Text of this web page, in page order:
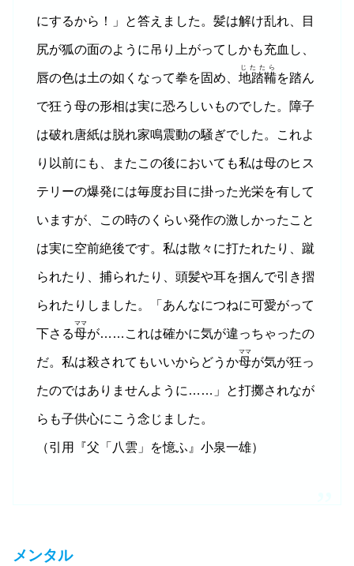
にするから！」と答えました。髪は解け乱れ、目
尻が狐の面のように吊り上がってしかも充血し、
唇の色は土の如くなって拳を固め、 地踏鞴
じたたら
を踏ん
で狂う母の形相は実に恐ろしいものでした。障子
は破れ唐紙は脱れ家鳴震動の騒ぎでした。これよ
り以前にも、またこの後においても私は母のヒス
テリーの爆発には毎度お目に掛った光栄を有して
いますが、この時のくらい発作の激しかったこと
は実に空前絶後です。私は散々に打たれたり、蹴
られたり、捕られたり、頭髪や耳を掴んで引き摺
られたりしました。「あんなにつねに可愛がって
下さる母
ママ
が……これは確かに気が違っちゃったの
だ。私は殺されてもいいからどうか母
ママ
が気が狂っ
たのではありませんように……」と打擲されなが
らも子供心にこう念じました。
（引用『父「八雲」を憶ふ』小泉一雄）
メンタル